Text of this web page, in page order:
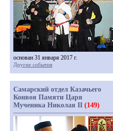
основан 31 января 2017 г.
Другие события
Самарский отдел Казачьего
Конвоя Памяти Царя
Мученика Николая II (149)